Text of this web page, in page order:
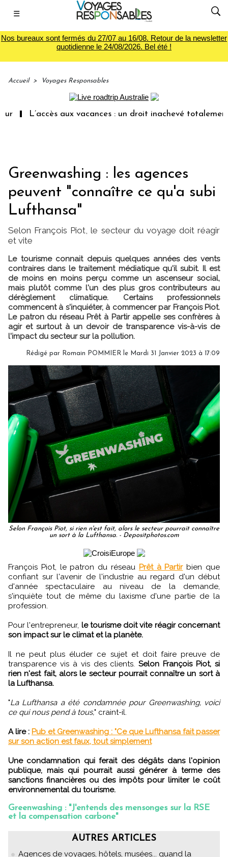
☰
Nos bureaux sont fermés du 27/07 au 16/08. Retour de la newsletter
quotidienne le 24/08/2026. Bel été !
Accueil > Voyages Responsables
L’accès aux vacances : un droit inachevé totalement
Greenwashing : les agences
peuvent "connaître ce qu'a subi
Lufthansa"
Selon François Piot, le secteur du voyage doit réagir
et vite
Le tourisme connait depuis quelques années des vents
contraires dans le traitement médiatique qu'il subit. Il est
de moins en moins perçu comme un ascenseur social,
mais plutôt comme l'un des plus gros contributeurs au
dérèglement climatique. Certains professionnels
commencent à s'inquiéter, à commencer par François Piot.
Le patron du réseau Prêt à Partir appelle ses confrères à
agir et surtout à un devoir de transparence vis-à-vis de
l'impact du secteur sur la pollution.
Rédigé par Romain POMMIER le Mardi 31 Janvier 2023 à 17:09
Selon François Piot, si rien n'est fait, alors le secteur pourrait connaître
un sort à la Lufthansa. - Depositphotos.com
François Piot, le patron du réseau Prêt à Partirbien que
confiant sur l'avenir de l'industrie au regard d'un début
d'année spectaculaire au niveau de la demande,
s'inquiète tout de même du laxisme d'une partie de la
profession.
Pour l'entrepreneur, le tourisme doit vite réagir concernant
son impact sur le climat et la planète.
Il ne peut plus éluder ce sujet et doit faire preuve de
transparence vis à vis des clients.Selon François Piot, si
rien n'est fait, alors le secteur pourrait connaître un sort à
la Lufthansa.
"La Lufthansa a été condamnée pour Greenwashing, voici
ce qui nous pend à tous," craint-il.
A lire : Pub et Greenwashing : "Ce que Lufthansa fait passer
sur son action est faux, tout simplement
Une condamnation qui ferait des dégâts dans l'opinion
publique, mais qui pourrait aussi générer à terme des
sanctions financières ou des impôts pour limiter le coût
environnemental du tourisme.
Greenwashing : "J'entends des mensonges sur la RSE
et la compensation carbone"
AUTRES ARTICLES
Agences de voyages, hôtels, musées... quand la